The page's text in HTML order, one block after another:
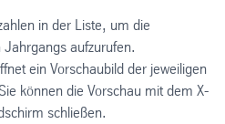
in der Liste, um die
aufzurufen.
ein Vorschaubild der jeweiligen
können die Vorschau mit dem X-
schließen.